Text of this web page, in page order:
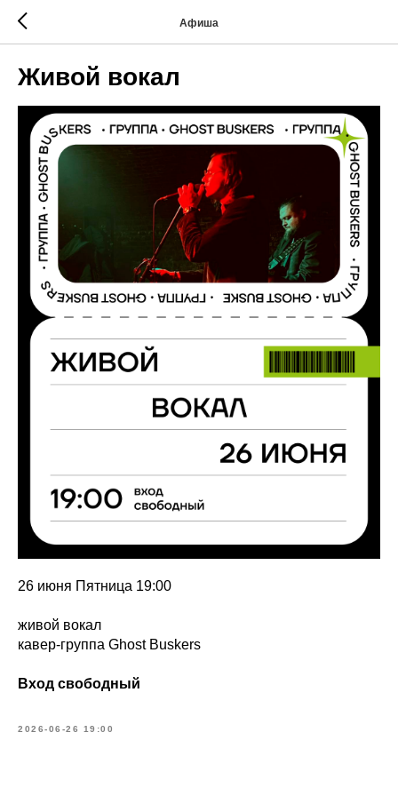
Афиша
Живой вокал
26 июня Пятница 19:00
живой вокал
кавер-группа Ghost Buskers
Вход свободный
2026-06-26 19:00